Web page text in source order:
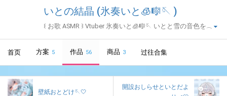
いとの結晶 (氷奏いと🧊🎼🪡 )
꒰ お歌 ASMR ꒱ Vtuber 氷奏いと🧊🎼🪡 いとと雪の音色を‪𓂃
首页 方案 5 作品 56 商品 3 过往合集
壁紙おとどけ🪡🤍
開設おしらせといとだよ